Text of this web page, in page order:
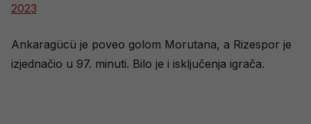
2023
Ankaragücü je poveo golom Morutana, a Rizespor je
izjednačio u 97. minuti. Bilo je i isključenja igrača.